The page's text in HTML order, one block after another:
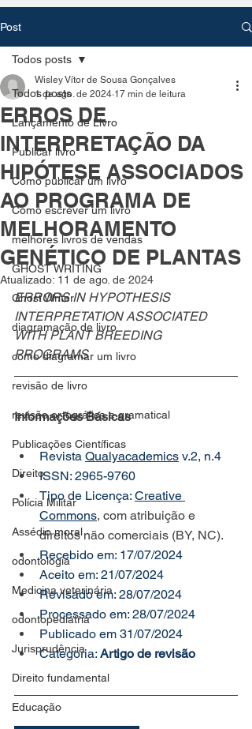
Post
Todos posts
Lançamento de Livro
Publicar livro
Como publicar um livro
Como escrever um livro
melhores livros de vendas
GHOST WRITING
Ghost Writer
diagramação de livro
como diagramar um livro
revisão de livro
revisão ortográfica e gramatical
Publicações Científicas
Direito
Polícia Militar
Assédio moral
odontologia
Medicina veterinária
odontopediatria
Jurisprudência
Direito fundamental
Educação
Todos posts
ERROS DE
INTERPRETAÇÃO DA
HIPÓTESE ASSOCIADOS
AO PROGRAMA DE
MELHORAMENTO
GENÉTICO DE PLANTAS
Wisley Vítor de Sousa Gonçalves
1 de ago. de 2024 17 min de leitura
Atualizado: 11 de ago. de 2024
ERRORS IN HYPOTHESIS
INTERPRETATION ASSOCIATED
WITH PLANT BREEDING
PROGRAMS
Informações Básicas
Revista Qualyacademics v.2, n.4
ISSN: 2965-9760
Tipo de Licença: Creative
Commons, com atribuição e
direitos não comerciais (BY, NC).
Recebido em: 17/07/2024
Aceito em: 21/07/2024
Revisado em: 28/07/2024
Processado em: 28/07/2024
Publicado em 31/07/2024
Categoria: Artigo de revisão